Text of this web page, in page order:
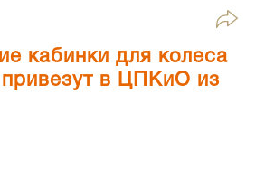
кабинки для колеса
в ЦПКиО из